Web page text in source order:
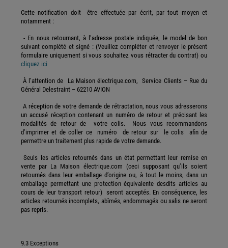
Cette notification doit être effectuée par écrit, par tout moyen et
notamment :
- En nous retournant, à l’adresse postale indiquée, le model de bon
suivant complété et signé : (Veuillez compléter et renvoyer le présent
formulaire uniquement si vous souhaitez vous rétracter du contrat) ou
cliquez ici
À l’attention de La Maison électrique.com, Service Clients – Rue du
Général Delestraint – 62210 AVION
A réception de votre demande de rétractation, nous vous adresserons
un accusé réception contenant un numéro de retour et précisant les
modalités de retour de votre colis. Nous vous recommandons
d’imprimer et de coller ce numéro de retour sur le colis afin de
permettre un traitement plus rapide de votre demande.
Seuls les articles retournés dans un état permettant leur remise en
vente par La Maison électrique.com (ceci supposant qu’ils soient
retournés dans leur emballage d’origine ou, à tout le moins, dans un
emballage permettant une protection équivalente desdits articles au
cours de leur transport retour) seront acceptés. En conséquence, les
articles retournés incomplets, abîmés, endommagés ou salis ne seront
pas repris.
9.3 Exceptions